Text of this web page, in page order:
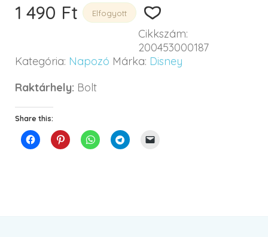
1 490 Ft Elfogyott
Cikkszám:
200453000187
Kategória: Napozó Márka: Disney
Raktárhely: Bolt
Share this: